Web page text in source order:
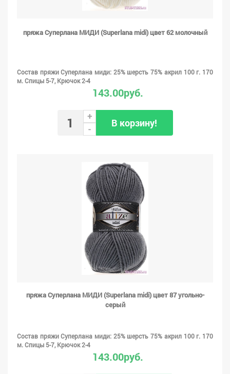
пряжа Суперлана МИДИ (Superlana midi) цвет 62 молочный
Состав пряжи Суперлана миди: 25% шерсть 75% акрил 100 г. 170
м. Спицы 5-7, Крючок 2-4
143.00руб.
+
-
В корзину!
пряжа Суперлана МИДИ (Superlana midi) цвет 87 угольно-
серый
Состав пряжи Суперлана миди: 25% шерсть 75% акрил 100 г. 170
м. Спицы 5-7, Крючок 2-4
143.00руб.